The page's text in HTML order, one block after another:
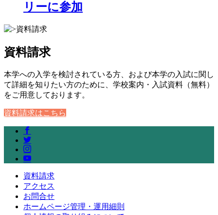
リーに参加
資料請求
本学への入学を検討されている方、および本学の入試に関し
て詳細を知りたい方のために、学校案内・入試資料（無料）
をご用意しております。
資料請求はこちら
資料請求
アクセス
お問合せ
ホームページ管理・運用細則